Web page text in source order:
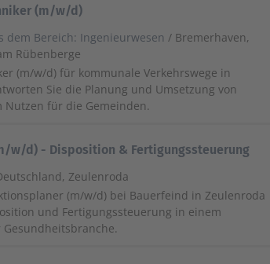
(m/w/d)
dem Bereich: Ingenieurwesen / Bremerhaven,
Rübenberge
(m/w/d) für kommunale Verkehrswege in
Sie die Planung und Umsetzung von
für die Gemeinden.
w/d) - Disposition & Fertigungssteuerung
Zeulenroda
(m/w/d) bei Bauerfeind in Zeulenroda
und Fertigungssteuerung in einem